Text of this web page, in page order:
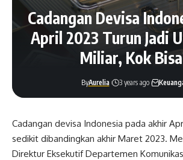
Cadangan Devisa
April 2023 Turun Jadi
Miliar, Kok
ByAurelia 3 years ago
Cadangan devisa Indonesia pada akhir
sedikit dibandingkan akhir Maret 2023.
Direktur Eksekutif Departemen